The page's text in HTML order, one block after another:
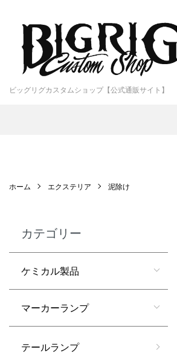
ビッグリグカスタムショップ【公式通販サイト】
ホーム エクステリア 泥除け
カテゴリー
ケミカル製品
マーカーランプ
テールランプ